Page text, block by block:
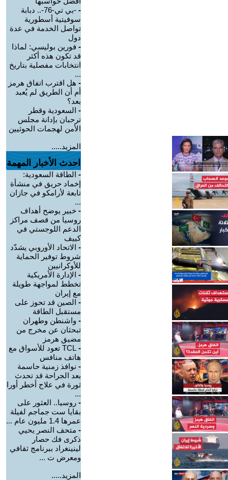
-
-بي تي-76-.. دبابة
سوفيتية أسطورية
تواصل الخدمة في عدة
دول
- فورين بوليسي: لماذا
قد تكون هذه أكثر
انتخابات مفصلية بتاريخ
...
- هل اقترب اتفاق هرمز
أم أن الطريق لم يُعبد
بعد؟
- السعودية وقطر
ترحبان بإدانة مجلس
الأمن لهجمات الحوثيين
المزيد.....
احدث الأخبار المهمة
- الطاقة السعودية:
إخماد حريق في منشأة
تابعة لأرامكو في جازان
...
- خبير يوضح أهداف
روسيا من قصف مراكز
الدعم اللوجستي في
كييف
- الاتحاد الأوروبي يشدّد
شروط توفير الحماية
للأوكرانيين
- الإدارة الأمريكية
تخطط لمواجهة طويلة
مع إيران
- الصين قد تحوز على
مستقبل الطاقة
- واشنطن وطهران
تبحثان عن مخرج من
مضيق هرمز
-
TCL تعود للأسواق مع
هاتف منافس
- نوافذ زمنية حاسمة
بعد الجراحة قد تحدث
ثورة في علاج أخطر أورا
...
- روسيا.. العثور على
بقايا ست جماجم لفيلة
عمرها 1.4 مليون عام ...
- متحف النصر يحيي
ذكرى فك حصار
لينينغراد ببرنامج ثقافي
ومعرض ت ...
المزيد.....